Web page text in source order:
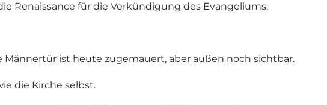
Renaissance für die Verkündigung des Evangeliums.
ist heute zugemauert, aber außen noch sichtbar.
die Kirche selbst.